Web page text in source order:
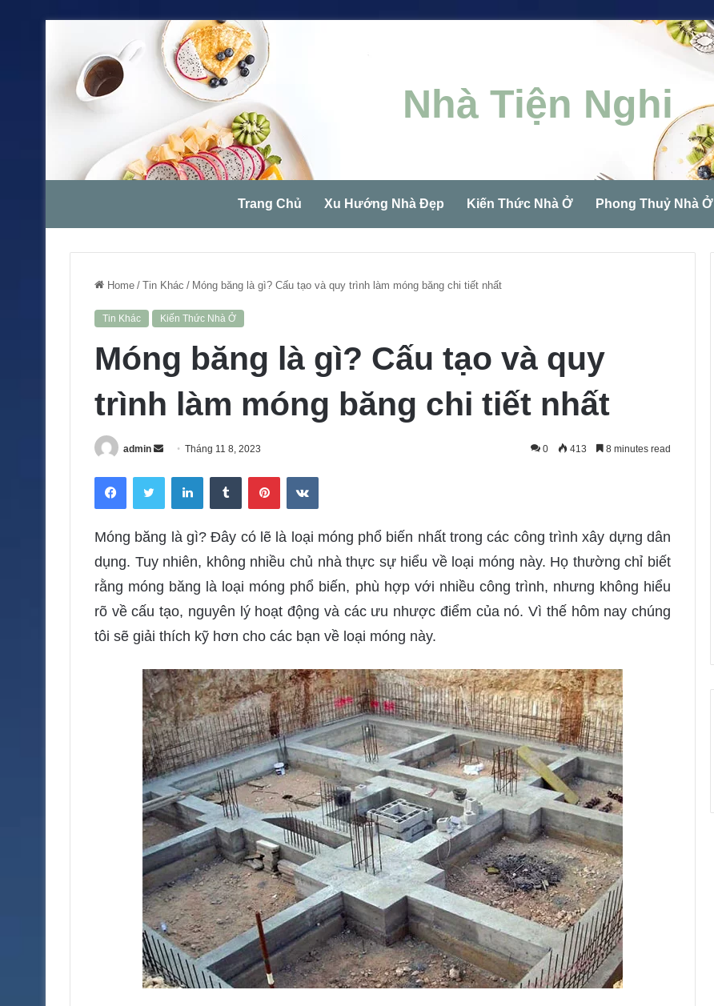
Nhà Tiện Nghi
Trang Chủ Xu Hướng Nhà Đẹp Kiến Thức Nhà Ở Phong Thuỷ Nhà Ở
Home / Tin Khác / Móng băng là gì? Cấu tạo và quy trình làm móng băng chi tiết nhất
Tin Khác Kiến Thức Nhà Ở
Móng băng là gì? Cấu tạo và quy
trình làm móng băng chi tiết nhất
admin
d
n
e
m
l
Tháng 11 8, 2023 0 413 8 minutes read
Móng băng là gì? Đây có lẽ là loại móng phổ biến nhất trong các công trình xây dựng dân
dụng. Tuy nhiên, không nhiều chủ nhà thực sự hiểu về loại móng này. Họ thường chỉ biết
rằng móng băng là loại móng phổ biến, phù hợp với nhiều công trình, nhưng không hiểu
rõ về cấu tạo, nguyên lý hoạt động và các ưu nhược điểm của nó. Vì thế hôm nay chúng
tôi sẽ giải thích kỹ hơn cho các bạn về loại móng này.